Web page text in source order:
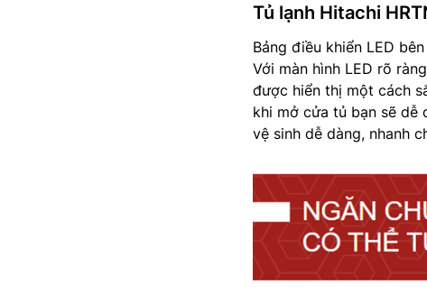
Tủ lạnh Hitachi
Bảng điều khiển LED
Với màn hình LED rõ
được hiển thị một cách
khi mở cửa tủ bạn sẽ dễ
vệ sinh dễ dàng, nhanh